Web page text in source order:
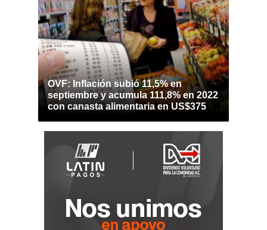
OVF: Inflación subió 11,5% en
septiembre y acumula 111,8% en 2022
con canasta alimentaria en US$375